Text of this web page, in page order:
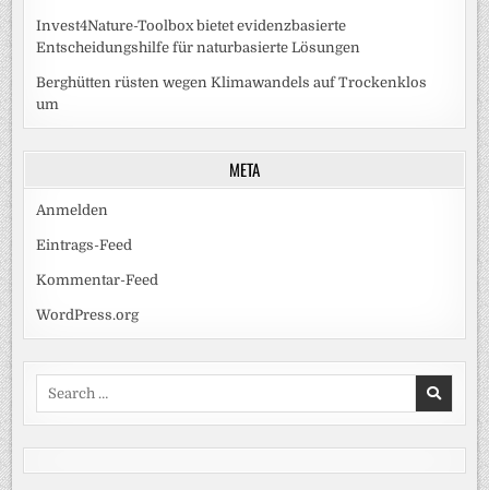
Invest4Nature-Toolbox bietet evidenzbasierte
Entscheidungshilfe für naturbasierte Lösungen
Berghütten rüsten wegen Klimawandels auf Trockenklos
um
META
Anmelden
Eintrags-Feed
Kommentar-Feed
WordPress.org